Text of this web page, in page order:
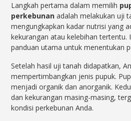
Langkah pertama dalam memilih
perkebunan adalah melakukan uji
mengungkapkan kadar nutrisi yang
kekurangan atau kelebihan tertentu.
panduan utama untuk menentukan
Setelah hasil uji tanah didapatkan,
mempertimbangkan jenis pupuk.
menjadi organik dan anorganik.
dan kekurangan masing-masing,
kondisi perkebunan Anda.